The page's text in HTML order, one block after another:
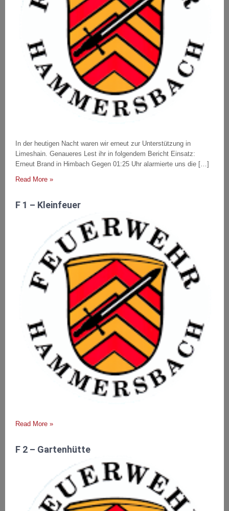
In der heutigen Nacht waren wir erneut zur Unterstützung in
Limeshain. Genaueres Lest ihr in folgendem Bericht Einsatz:
Erneut Brand in Himbach Gegen 01:25 Uhr alarmierte uns die […]
Read More »
F 1 – Kleinfeuer
Read More »
F 2 – Gartenhütte